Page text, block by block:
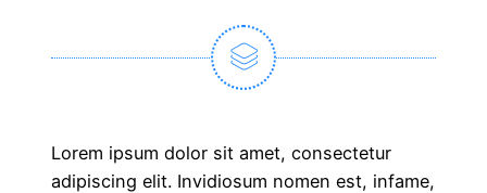
Lorem ipsum dolor sit amet, consectetur
adipiscing elit. Invidiosum nomen est, infame,